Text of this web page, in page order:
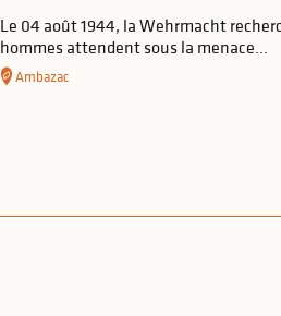
Le 04 août 1944, la Wehrmacht
hommes attendent sous la menace...
Ambazac